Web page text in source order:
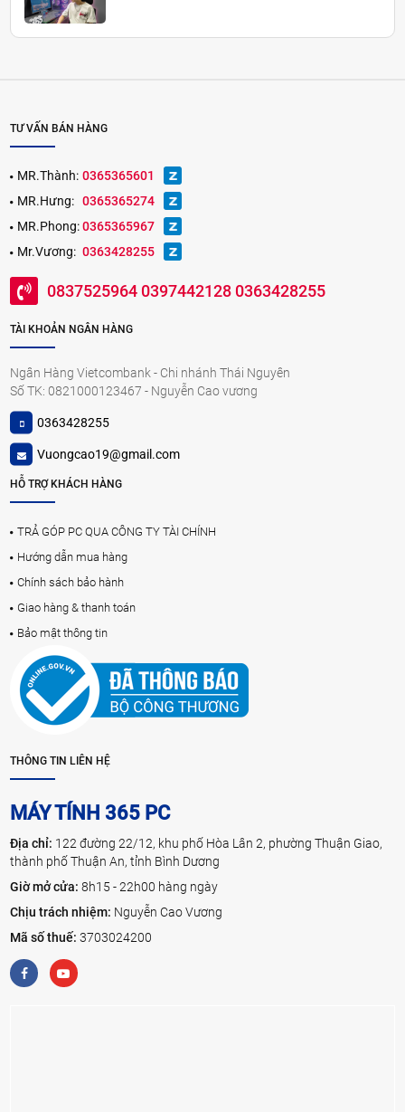
TƯ VẤN BÁN HÀNG
MR.Thành: 0365365601
MR.Hưng: 0365365274
MR.Phong: 0365365967
Mr.Vương: 0363428255
0837525964 0397442128 0363428255
TÀI KHOẢN NGÂN HÀNG
Ngân Hàng Vietcombank - Chi nhánh Thái Nguyên
Số TK: 0821000123467 - Nguyễn Cao vương
0363428255
Vuongcao19@gmail.com
HỖ TRỢ KHÁCH HÀNG
TRẢ GÓP PC QUA CÔNG TY TÀI CHÍNH
Hướng dẫn mua hàng
Chính sách bảo hành
Giao hàng & thanh toán
Bảo mật thông tin
THÔNG TIN LIÊN HỆ
MÁY TÍNH 365 PC
Địa chỉ: 122 đường 22/12, khu phố Hòa Lân 2, phường Thuận Giao,
thành phố Thuận An, tỉnh Bình Dương
Giờ mở cửa:8h15 - 22h00 hàng ngày
Chịu trách nhiệm: Nguyễn Cao Vương
Mã số thuế:3703024200